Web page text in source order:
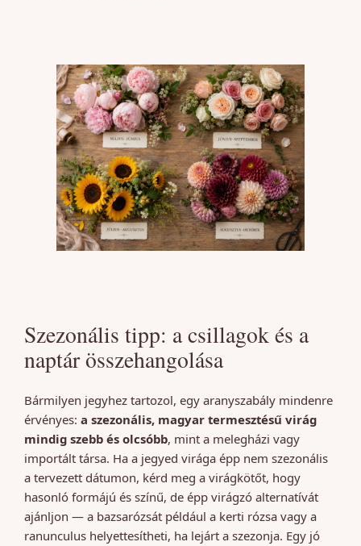
Szezonális tipp: a csillagok és a
naptár összehangolása
Bármilyen jegyhez tartozol, egy aranyszabály mindenre
érvényes: a szezonális, magyar termesztésű virág
mindig szebb és olcsóbb, mint a melegházi vagy
importált társa. Ha a jegyed virága épp nem szezonális
a tervezett dátumon, kérd meg a virágkötőt, hogy
hasonló formájú és színű, de épp virágzó alternatívát
ajánljon — a bazsarózsát például a kerti rózsa vagy a
ranunculus helyettesítheti, ha lejárt a szezonja. Egy jó